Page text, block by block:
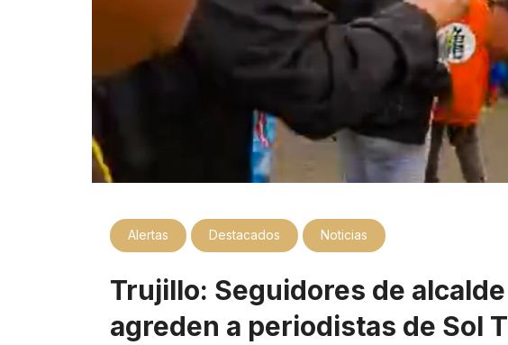
Alertas Destacados Noticias
Trujillo: Seguidores de
agreden a periodistas de Sol